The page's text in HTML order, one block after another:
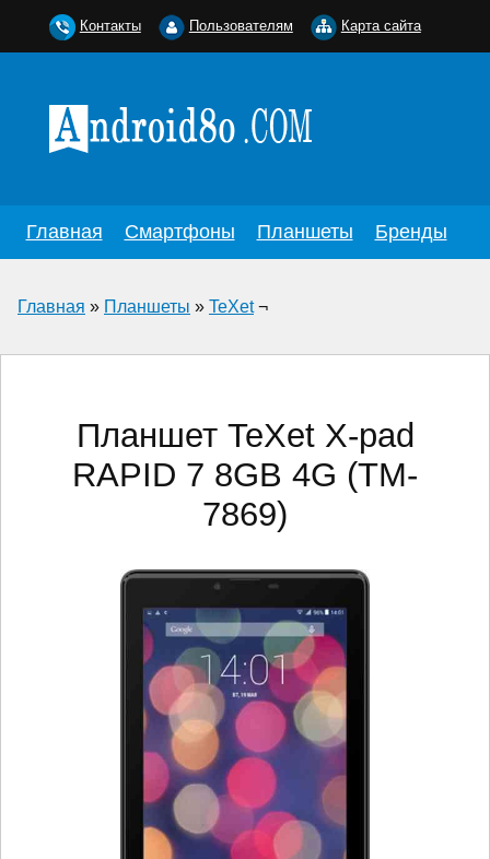
Главная Смартфоны Планшеты Бренды
Главная » Планшеты » TeXet¬
Планшет TeXet X-pad
RAPID 7 8GB 4G (TM-
7869)
Контакты Пользователям Карта сайта